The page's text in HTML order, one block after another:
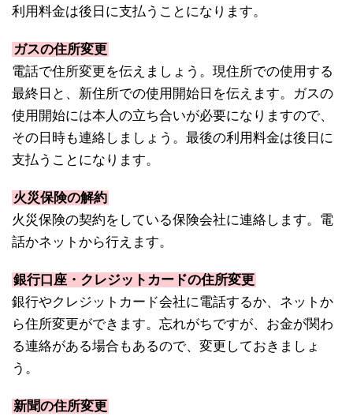
利用料金は後日に支払うことになります。
ガスの住所変更
電話で住所変更を伝えましょう。現住所での使用する
最終日と、新住所での使用開始日を伝えます。ガスの
使用開始には本人の立ち合いが必要になりますので、
その日時も連絡しましょう。最後の利用料金は後日に
支払うことになります。
火災保険の解約
火災保険の契約をしている保険会社に連絡します。電
話かネットから行えます。
銀行口座・クレジットカードの住所変更
銀行やクレジットカード会社に電話するか、ネットか
ら住所変更ができます。忘れがちですが、お金が関わ
る連絡がある場合もあるので、変更しておきましょ
う。
新聞の住所変更